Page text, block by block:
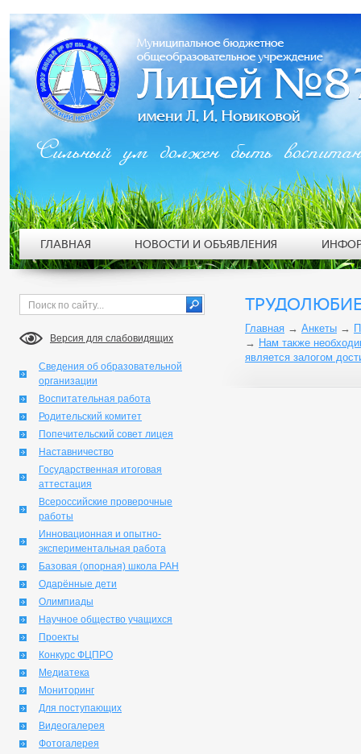
Версия для слабовидящих
Сведения об образовательной
организации
Воспитательная работа
Родительский комитет
Попечительский совет лицея
Наставничество
Государственная итоговая
аттестация
Всероссийские проверочные
работы
Инновационная и опытно-
экспериментальная работа
Базовая (опорная) школа РАН
Одарённые дети
Олимпиады
Научное общество учащихся
Проекты
Конкурс ФЦПРО
Медиатека
Мониторинг
Для поступающих
Видеогалерея
Фотогалерея
Главная → Анкеты →
→ Нам также
является залогом
Сильный ум должен быть
ГЛАВНАЯ НОВОСТИ И ОБЪЯВЛЕНИЯ